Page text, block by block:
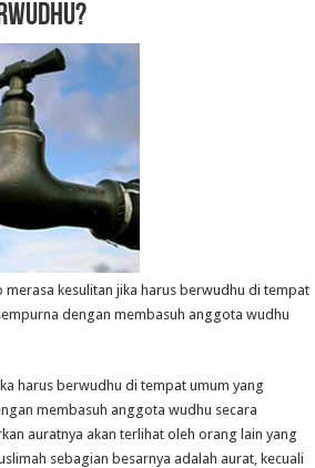
kesulitan jika harus berwudhu di tempat
dengan membasuh anggota wudhu
harus berwudhu di tempat umum yang
membasuh anggota wudhu secara
auratnya akan terlihat oleh orang lain yang
sebagian besarnya adalah aurat, kecuali